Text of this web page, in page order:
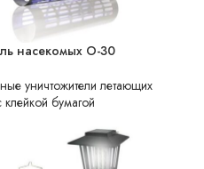
насекомых O-30
уничтожители летающих
бумагой